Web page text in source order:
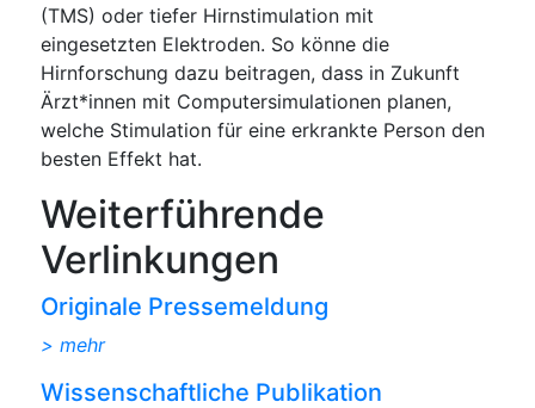
(TMS) oder tiefer Hirnstimulation mit
eingesetzten Elektroden. So könne die
Hirnforschung dazu beitragen, dass in Zukunft
Ärzt*innen mit Computersimulationen planen,
welche Stimulation für eine erkrankte Person den
besten Effekt hat.
Weiterführende
Verlinkungen
Originale Pressemeldung
> mehr
Wissenschaftliche Publikation